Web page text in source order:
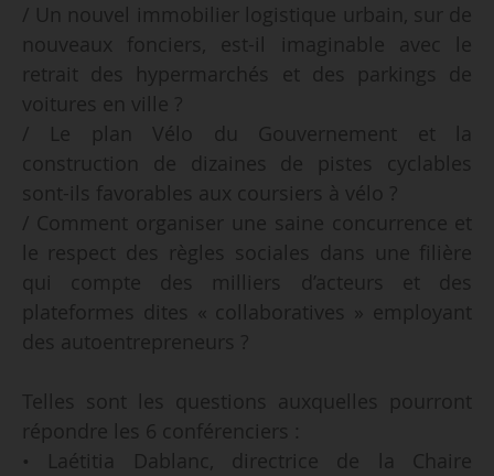
/ Un nouvel immobilier logistique urbain, sur de
nouveaux fonciers, est-il imaginable avec le
retrait des hypermarchés et des parkings de
voitures en ville ?
/ Le plan Vélo du Gouvernement et la
construction de dizaines de pistes cyclables
sont-ils favorables aux coursiers à vélo ?
/ Comment organiser une saine concurrence et
le respect des règles sociales dans une filière
qui compte des milliers d’acteurs et des
plateformes dites « collaboratives » employant
des autoentrepreneurs ?
Telles sont les questions auxquelles pourront
répondre les 6 conférenciers :
• Laétitia Dablanc, directrice de la Chaire